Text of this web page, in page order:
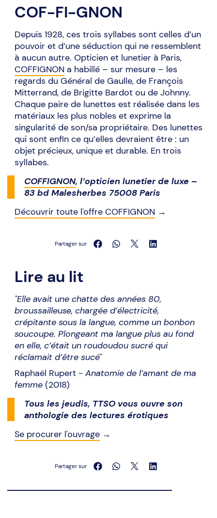
COF-FI-GNON
Depuis 1928, ces trois syllabes sont celles d’un
pouvoir et d’une séduction qui ne ressemblent
à aucun autre. Opticien et lunetier à Paris,
COFFIGNON a habillé – sur mesure – les
regards du Général de Gaulle, de François
Mitterrand, de Brigitte Bardot ou de Johnny.
Chaque paire de lunettes est réalisée dans les
matériaux les plus nobles et exprime la
singularité de son/sa propriétaire. Des lunettes
qui sont enfin ce qu’elles devraient être : un
objet précieux, unique et durable. En trois
syllabes.
COFFIGNON, l’opticien lunetier de luxe –
83 bd Malesherbes 75008 Paris
Découvrir toute l'offre COFFIGNON →
Partager sur
Lire au lit
"Elle avait une chatte des années 80,
broussailleuse, chargée d’électricité,
crépitante sous la langue, comme un bonbon
soucoupe. Plongeant ma langue plus au fond
en elle, c’était un roudoudou sucré qui
réclamait d’être sucé"
Raphaël Rupert - Anatomie de l’amant de ma
femme (2018)
Tous les jeudis, TTSO vous ouvre son
anthologie des lectures érotiques
Se procurer l'ouvrage →
Partager sur